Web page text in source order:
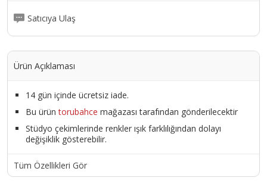
Satıcıya Ulaş
Ürün Açıklaması
14 gün içinde ücretsiz iade.
Bu ürüntorubahce mağazası tarafından gönderilecektir
Stüdyo çekimlerinde renkler ışık farklılığından dolayı
değişiklik gösterebilir.
Tüm Özellikleri Gör